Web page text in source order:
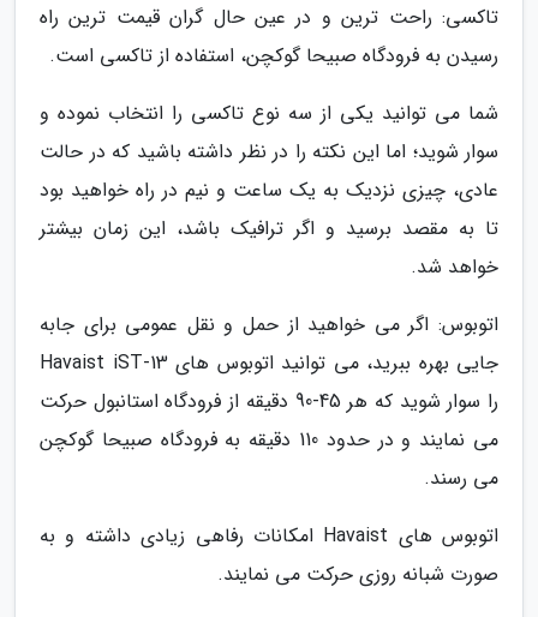
تاکسی: راحت ترین و در عین حال گران قیمت ترین راه
رسیدن به فرودگاه صبیحا گوکچن، استفاده از تاکسی است.
شما می توانید یکی از سه نوع تاکسی را انتخاب نموده و
سوار شوید؛ اما این نکته را در نظر داشته باشید که در حالت
عادی، چیزی نزدیک به یک ساعت و نیم در راه خواهید بود
تا به مقصد برسید و اگر ترافیک باشد، این زمان بیشتر
خواهد شد.
اتوبوس: اگر می خواهید از حمل و نقل عمومی برای جابه
جایی بهره ببرید، می توانید اتوبوس های Havaist iST-13
را سوار شوید که هر 45-90 دقیقه از فرودگاه استانبول حرکت
می نمایند و در حدود 110 دقیقه به فرودگاه صبیحا گوکچن
می رسند.
اتوبوس های Havaist امکانات رفاهی زیادی داشته و به
صورت شبانه روزی حرکت می نمایند.